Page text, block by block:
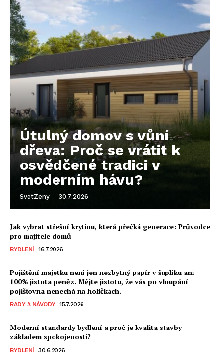
Útulný domov s vůní
dřeva: Proč se vrátit k
osvědčené tradici v
moderním hávu?
SvetZeny - 30.7.2026
Jak vybrat střešní krytinu, která přečká generace: Průvodce
pro majitele domů
BYDLENÍ 16.7.2026
Pojištění majetku není jen nezbytný papír v šuplíku ani
100% jistota peněz. Mějte jistotu, že vás po vloupání
pojišťovna nenechá na holičkách.
RADY A NÁVODY 15.7.2026
Moderní standardy bydlení a proč je kvalita stavby
základem spokojenosti?
BYDLENÍ 30.6.2026